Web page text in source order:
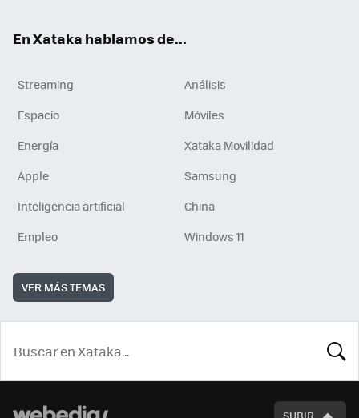
En Xataka hablamos de...
Streaming
Análisis
Espacio
Móviles
Energía
Xataka Movilidad
Apple
Samsung
Inteligencia artificial
China
Empleo
Windows 11
VER MÁS TEMAS